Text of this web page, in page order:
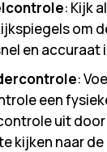
: Kijk
om
en accuraat
:
een
uit door
kijken naar